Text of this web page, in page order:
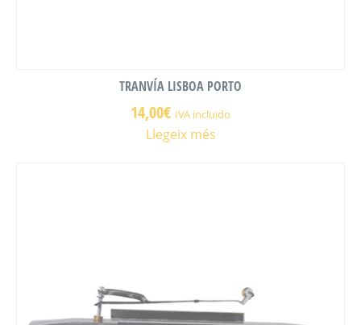
TRANVÍA LISBOA PORTO
14,00€ IVA incluido
Llegeix més